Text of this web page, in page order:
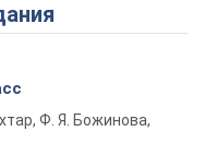
Video
Ф. Я. Божинова,